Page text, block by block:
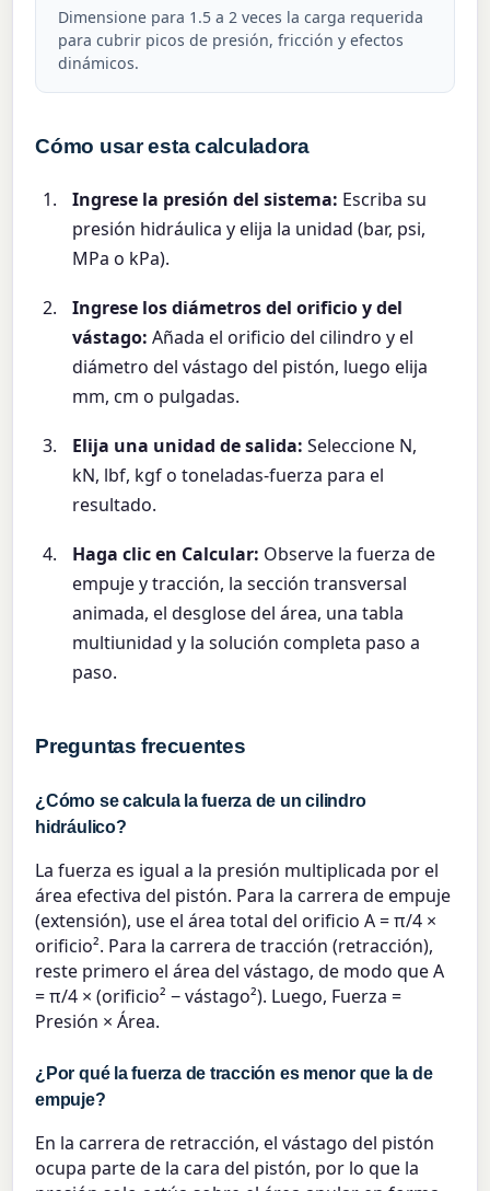
Dimensione para 1.5 a 2 veces la carga requerida
para cubrir picos de presión, fricción y efectos
dinámicos.
Cómo usar esta calculadora
Ingrese la presión del sistema: Escriba su
presión hidráulica y elija la unidad (bar, psi,
MPa o kPa).
Ingrese los diámetros del orificio y del
vástago: Añada el orificio del cilindro y el
diámetro del vástago del pistón, luego elija
mm, cm o pulgadas.
Elija una unidad de salida: Seleccione N,
kN, lbf, kgf o toneladas-fuerza para el
resultado.
Haga clic en Calcular: Observe la fuerza de
empuje y tracción, la sección transversal
animada, el desglose del área, una tabla
multiunidad y la solución completa paso a
paso.
Preguntas frecuentes
¿Cómo se calcula la fuerza de un cilindro
hidráulico?
La fuerza es igual a la presión multiplicada por el
área efectiva del pistón. Para la carrera de empuje
(extensión), use el área total del orificio A = π/4 ×
orificio². Para la carrera de tracción (retracción),
reste primero el área del vástago, de modo que A
= π/4 × (orificio² − vástago²). Luego, Fuerza =
Presión × Área.
¿Por qué la fuerza de tracción es menor que la de
empuje?
En la carrera de retracción, el vástago del pistón
ocupa parte de la cara del pistón, por lo que la